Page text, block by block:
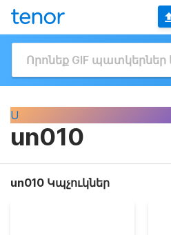
U
un010
un010 Կպչուկներ